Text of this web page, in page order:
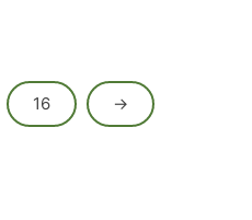
16 →